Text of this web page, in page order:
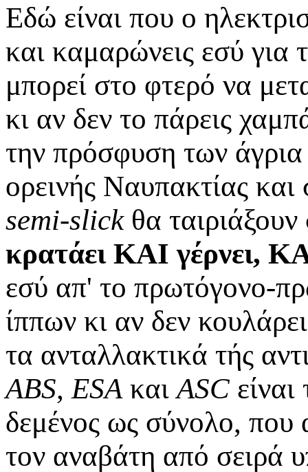
Εδώ είναι που ο
και καμαρώνεις εσύ για
μπορεί στο φτερό να
κι αν δεν το πάρεις
την πρόσφυση των
ορεινής Ναυπακτίας
semi-slickθα ταιριάξουν
κρατάει ΚΑΙ γέρνει,
εσύ απ' το πρωτόγονο-
ίππων κι αν δεν
τα ανταλλακτικά τής
ABS, ESA καιASC
δεμένος ως σύνολο, που
τον αναβάτη από σειρά